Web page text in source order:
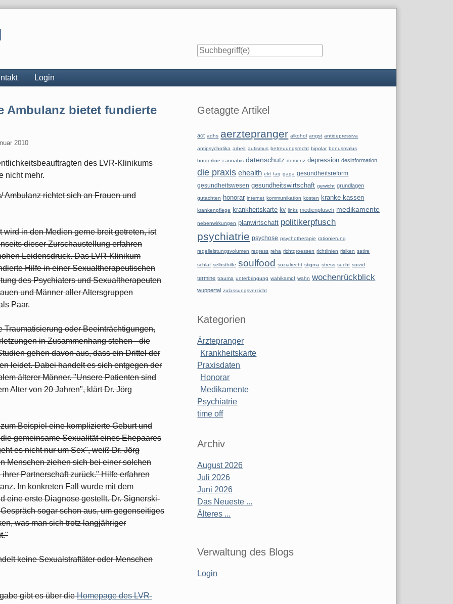
Login
Ambulanz bietet fundierte
2010
des LVR-Klinikums
nicht mehr.
Ambulanz richtet sich an Frauen und
in den Medien gerne breit getreten, ist
dieser Zurschaustellung erfahren
Leidensdruck. Das LVR-Klinikum
Hilfe in einer Sexualtherapeutischen
des Psychiaters und Sexualtherapeuten
und Männer aller Altersgruppen
Paar.
oder Beeinträchtigungen,
in Zusammenhang stehen - die
gehen davon aus, dass ein Drittel der
leidet. Dabei handelt es sich entgegen der
älterer Männer. "Unsere Patienten sind
Alter von 20 Jahren", klärt Dr. Jörg
Beispiel eine komplizierte Geburt und
gemeinsame Sexualität eines Ehepaares
es nicht nur um Sex", weiß Dr. Jörg
Menschen ziehen sich bei einer solchen
Partnerschaft zurück." Hilfe erfahren
Im konkreten Fall wurde mit dem
eine erste Diagnose gestellt. Dr. Signerski-
sogar schon aus, um gegenseitiges
was man sich trotz langjähriger
keine Sexualstraftäter oder Menschen
gibt es über dieHomepage des LVR-
Seitenleiste
Getaggte Artikel
act adhs aerztepranger alkohol angst antidepressiva
antipsychotika arbeit autismus betreuungsrecht bipolar bonusmalus
borderline cannabis datenschutz demenz depression desinformation
die praxis ehealth ekt faq gaga gesundheitsreform
gesundheitswesen gesundheitswirtschaft gewicht grundlagen
gutachten honorar internet kommunikation kosten kranke kassen
krankenpflege krankheitskarte kv links medienpfusch medikamente
nebenwirkungen planwirtschaft politikerpfusch
psychiatrie psychose psychotherapie rationierung
regelleistungsvolumen regress reha richtgroessen richtlinien risiken satire
schlaf selbsthilfe soulfood sozialrecht stigma stress sucht suizid
termine trauma unterbringung wahlkampf wahn wochenrückblick
wuppertal zulassungsverzicht
Kategorien
Ärztepranger
Krankheitskarte
Praxisdaten
Honorar
Medikamente
Psychiatrie
time off
Archiv
August 2026
Juli 2026
Juni 2026
Das Neueste ...
Älteres ...
Verwaltung des Blogs
Login